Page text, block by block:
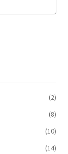
(2)
(8)
(10)
(14)